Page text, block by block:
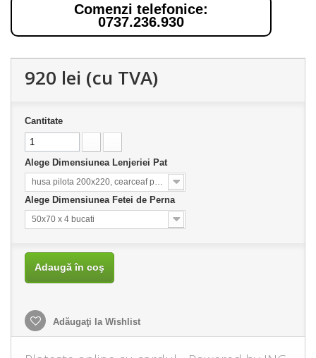
Comenzi telefonice:
0737.236.930
920 lei (cu TVA)
Cantitate
Alege Dimensiunea Lenjeriei Pat
husa pilota 200x220, cearceaf pat 240x260
Alege Dimensiunea Fetei de Perna
50x70 x 4 bucati
Adaugă în coş
Adăugaţi la Wishlist